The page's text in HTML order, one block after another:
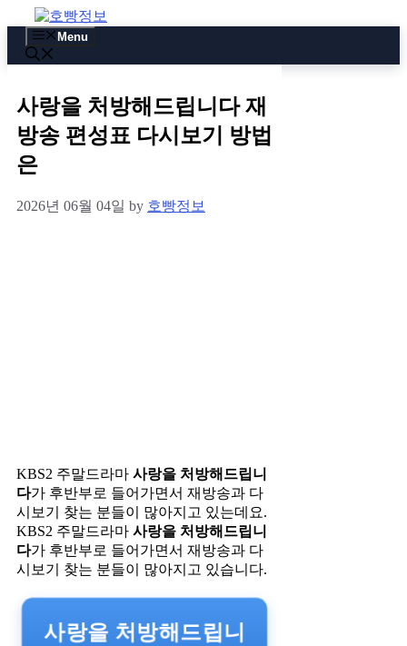
to
content
Menu
사랑을 처방해드립니다 재
방송 편성표 다시보기 방법
은
2026년 06월 04일 by 호빵정보
KBS2 주말드라마 사랑을 처방해드립니
다가 후반부로 들어가면서 재방송과 다
시보기 찾는 분들이 많아지고 있는데요.
KBS2 주말드라마 사랑을 처방해드립니
다가 후반부로 들어가면서 재방송과 다
시보기 찾는 분들이 많아지고 있습니다.
사랑을 처방해드립니